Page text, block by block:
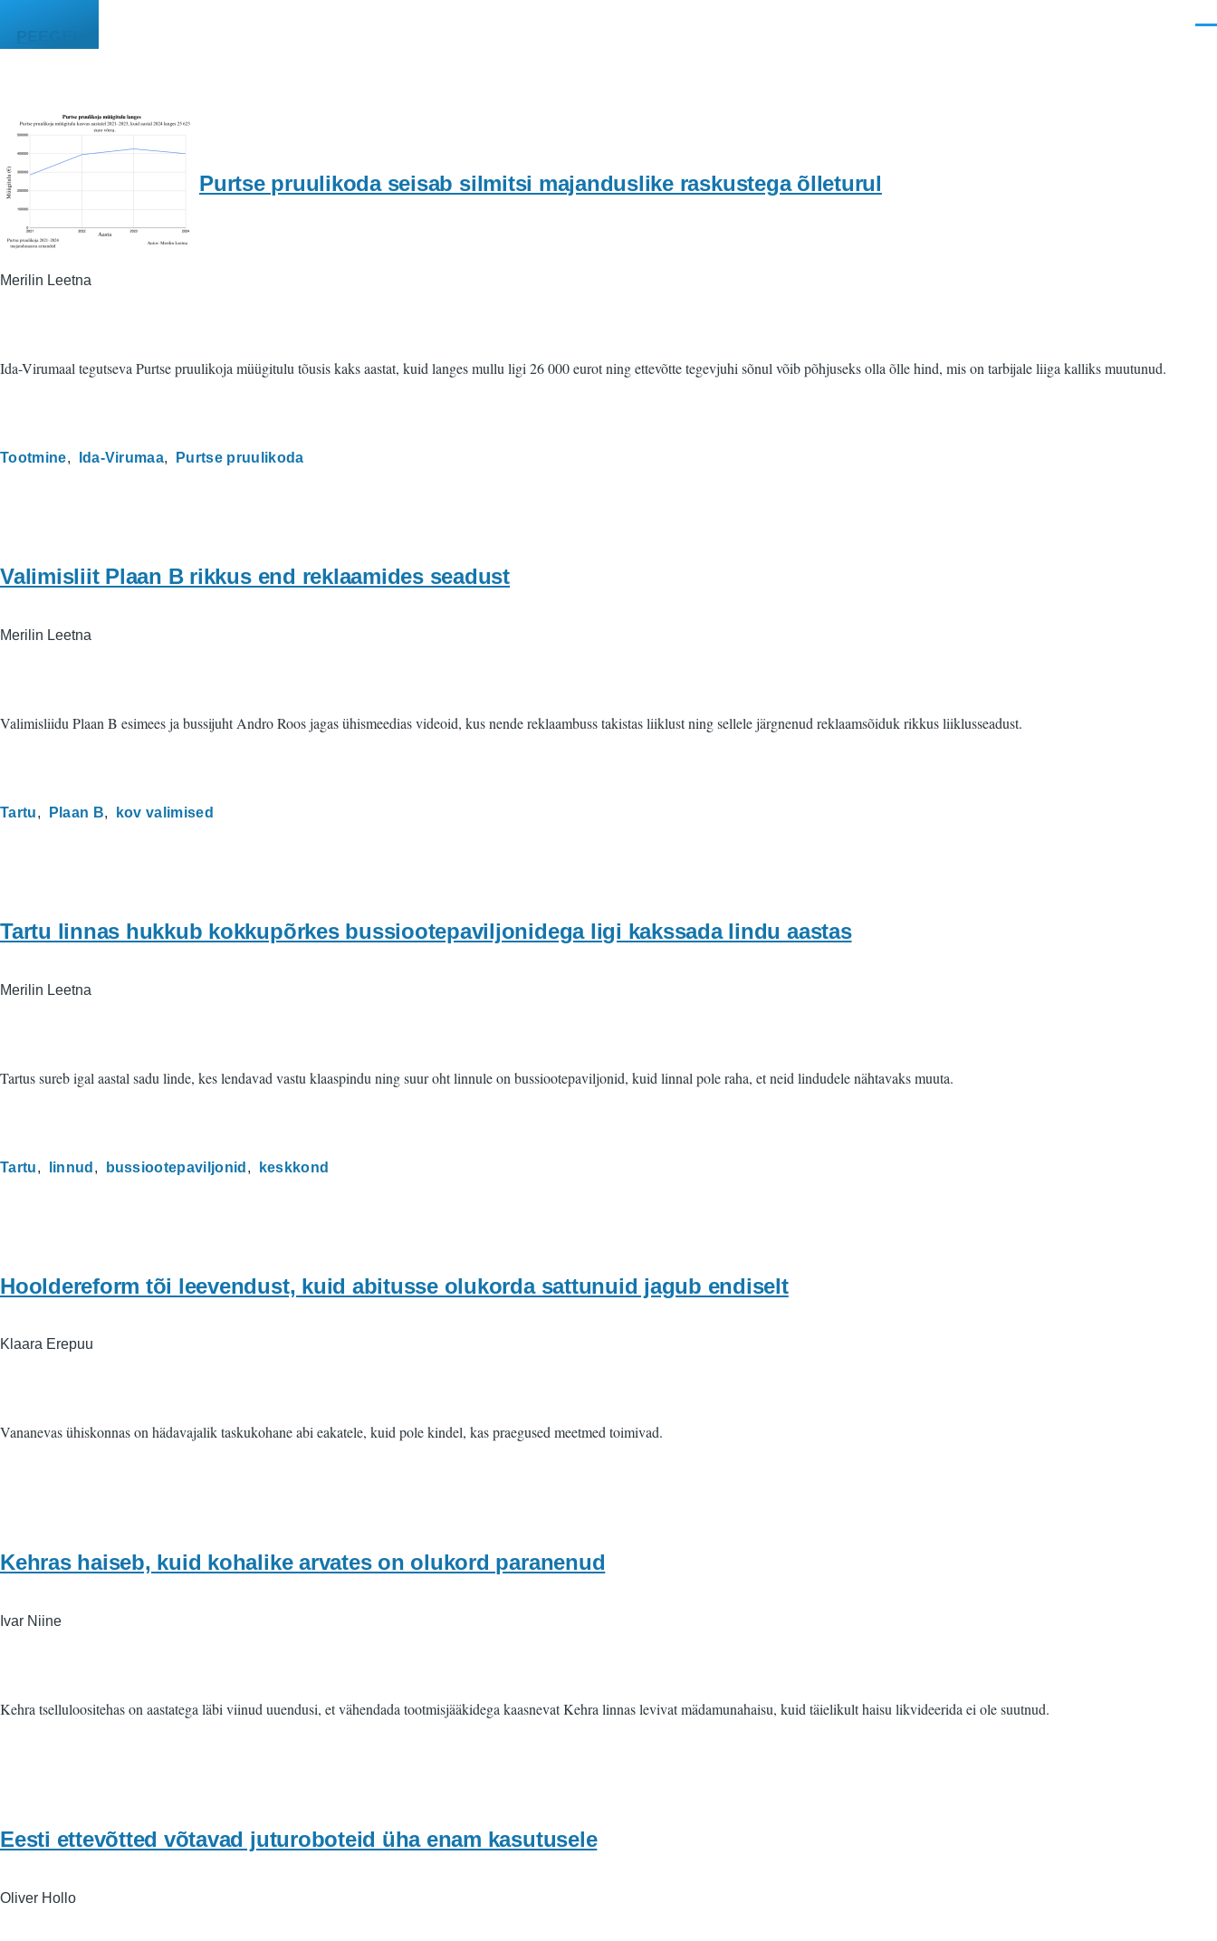
PEEGEL
Purtse pruulikoda seisab silmitsi majanduslike raskustega õlleturul
Merilin Leetna
Ida-Virumaal tegutseva Purtse pruulikoja müügitulu tõusis kaks aastat, kuid langes mullu ligi 26 000 eurot ning ettevõtte tegevjuhi sõnul võib põhjuseks olla õlle hind, mis on tarbijale liiga kalliks muutunud.
Tootmine Ida-Virumaa Purtse pruulikoda
Valimisliit Plaan B rikkus end reklaamides seadust
Merilin Leetna
Valimisliidu Plaan B esimees ja bussijuht Andro Roos jagas ühismeedias videoid, kus nende reklaambuss takistas liiklust ning sellele järgnenud reklaamsõiduk rikkus liiklusseadust.
Tartu Plaan B kov valimised
Tartu linnas hukkub kokkupõrkes bussiootepaviljonidega ligi kakssada lindu aastas
Merilin Leetna
Tartus sureb igal aastal sadu linde, kes lendavad vastu klaaspindu ning suur oht linnule on bussiootepaviljonid, kuid linnal pole raha, et neid lindudele nähtavaks muuta.
Tartu linnud bussiootepaviljonid keskkond
Hooldereform tõi leevendust, kuid abitusse olukorda sattunuid jagub endiselt
Klaara Erepuu
Vananevas ühiskonnas on hädavajalik taskukohane abi eakatele, kuid pole kindel, kas praegused meetmed toimivad.
Kehras haiseb, kuid kohalike arvates on olukord paranenud
Ivar Niine
Kehra tselluloositehas on aastatega läbi viinud uuendusi, et vähendada tootmisjääkidega kaasnevat Kehra linnas levivat mädamunahaisu, kuid täielikult haisu likvideerida ei ole suutnud.
Eesti ettevõtted võtavad juturoboteid üha enam kasutusele
Oliver Hollo